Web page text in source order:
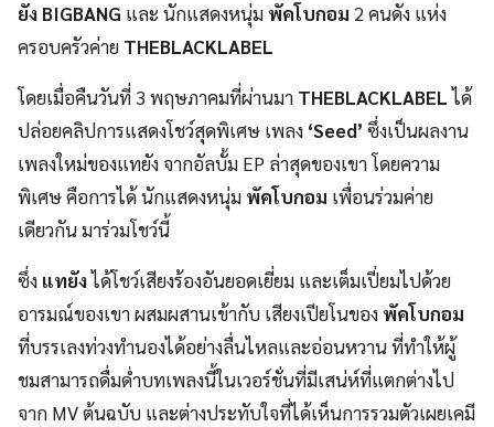
ยัง BIGBANG และ นักแสดงหนุ่ม พัคโบกอม 2 คนดัง แห่ง
ครอบครัวค่าย THEBLACKLABEL
โดยเมื่อคืนวันที่ 3 พฤษภาคมที่ผ่านมา THEBLACKLABELได้
ปล่อยคลิปการแสดงโชว์สุดพิเศษ เพลง ‘Seed’ ซึ่งเป็นผลงาน
เพลงใหม่ของแทยัง จากอัลบั้ม EP ล่าสุดของเขา โดยความ
พิเศษ คือการได้ นักแสดงหนุ่ม พัคโบกอม เพื่อนร่วมค่าย
เดียวกัน มาร่วมโชว์นี้
ซึ่ง แทยังได้โชว์เสียงร้องอันยอดเยี่ยม และเต็มเปี่ยมไปด้วย
อารมณ์ของเขา ผสมผสานเข้ากับ เสียงเปียโนของ พัคโบกอม
ที่บรรเลงท่วงทำนองได้อย่างลื่นไหลและอ่อนหวาน ที่ทำให้ผู้
ชมสามารถดื่มด่ำบทเพลงนี้ในเวอร์ชั่นที่มีเสน่ห์ที่แตกต่างไป
จาก MV ต้นฉบับ และต่างประทับใจที่ได้เห็นการรวมตัวเผยเคมี